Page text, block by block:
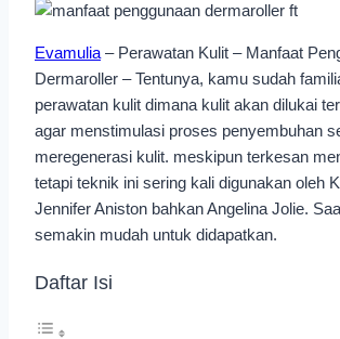
Evamulia – Perawatan Kulit – Manfaat
Dermaroller – Tentunya, kamu sudah
perawatan kulit dimana kulit akan dilukai
agar menstimulasi proses penyembuhan
meregenerasi kulit. meskipun terkesan
tetapi teknik ini sering kali digunakan oleh
Jennifer Aniston bahkan Angelina Jolie.
semakin mudah untuk didapatkan.
Daftar Isi